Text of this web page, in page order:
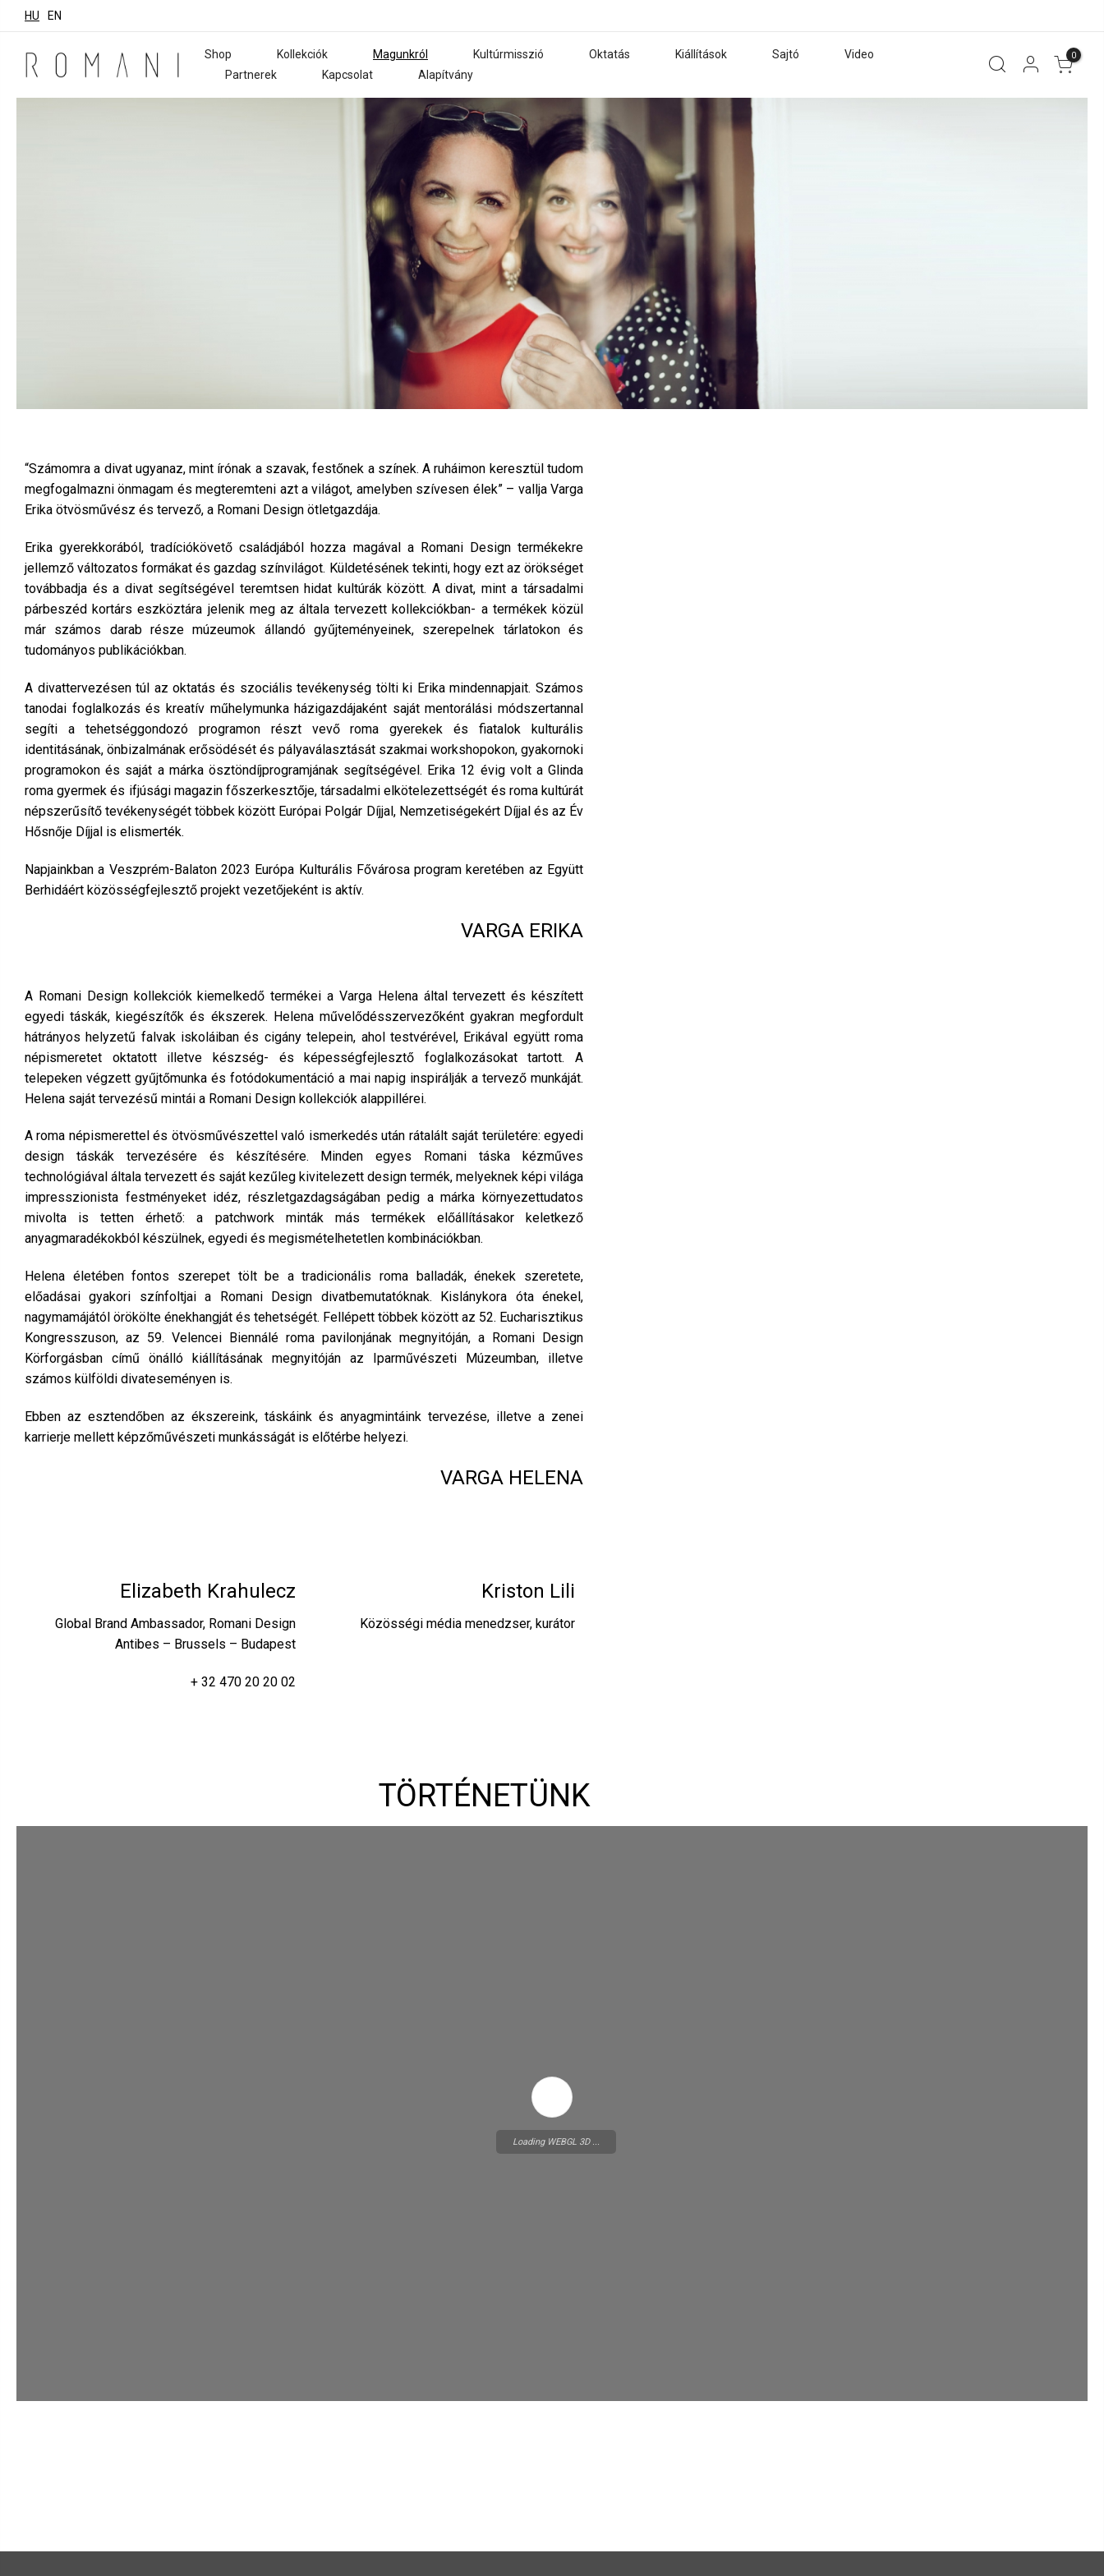
HU EN
Shop Kollekciók Magunkról Kultúrmisszió Oktatás Kiállítások Sajtó
Video
Partnerek
Kapcsolat Alapítvány
0
“Számomra a divat ugyanaz, mint írónak a szavak, festőnek a színek. A ruháimon keresztül tudom
megfogalmazni önmagam és megteremteni azt a világot, amelyben szívesen élek” – vallja Varga
Erika ötvösművész és tervező, a Romani Design ötletgazdája.
Erika gyerekkorából, tradíciókövető családjából hozza magával a Romani Design termékekre
jellemző változatos formákat és gazdag színvilágot. Küldetésének tekinti, hogy ezt az örökséget
továbbadja és a divat segítségével teremtsen hidat kultúrák között. A divat, mint a társadalmi
párbeszéd kortárs eszköztára jelenik meg az általa tervezett kollekciókban- a termékek közül
már számos darab része múzeumok állandó gyűjteményeinek, szerepelnek tárlatokon és
tudományos publikációkban.
A divattervezésen túl az oktatás és szociális tevékenység tölti ki Erika mindennapjait. Számos
tanodai foglalkozás és kreatív műhelymunka házigazdájaként saját mentorálási módszertannal
segíti a tehetséggondozó programon részt vevő roma gyerekek és fiatalok kulturális
identitásának, önbizalmának erősödését és pályaválasztását szakmai workshopokon, gyakornoki
programokon és saját a márka ösztöndíjprogramjának segítségével. Erika 12 évig volt a Glinda
roma gyermek és ifjúsági magazin főszerkesztője, társadalmi elkötelezettségét és roma kultúrát
népszerűsítő tevékenységét többek között Európai Polgár Díjjal, Nemzetiségekért Díjjal és az Év
Hősnője Díjjal is elismerték.
Napjainkban a Veszprém-Balaton 2023 Európa Kulturális Fővárosa program keretében az Együtt
Berhidáért közösségfejlesztő projekt vezetőjeként is aktív.
VARGA ERIKA
A Romani Design kollekciók kiemelkedő termékei a Varga Helena által tervezett és készített
egyedi táskák, kiegészítők és ékszerek. Helena művelődésszervezőként gyakran megfordult
hátrányos helyzetű falvak iskoláiban és cigány telepein, ahol testvérével, Erikával együtt roma
népismeretet oktatott illetve készség- és képességfejlesztő foglalkozásokat tartott. A
telepeken végzett gyűjtőmunka és fotódokumentáció a mai napig inspirálják a tervező munkáját.
Helena saját tervezésű mintái a Romani Design kollekciók alappillérei.
A roma népismerettel és ötvösművészettel való ismerkedés után rátalált saját területére: egyedi
design táskák tervezésére és készítésére. Minden egyes Romani táska kézműves
technológiával általa tervezett és saját kezűleg kivitelezett design termék, melyeknek képi világa
impresszionista festményeket idéz, részletgazdagságában pedig a márka környezettudatos
mivolta is tetten érhető: a patchwork minták más termékek előállításakor keletkező
anyagmaradékokból készülnek, egyedi és megismételhetetlen kombinációkban.
Helena életében fontos szerepet tölt be a tradicionális roma balladák, énekek szeretete,
előadásai gyakori színfoltjai a Romani Design divatbemutatóknak. Kislánykora óta énekel,
nagymamájától örökölte énekhangját és tehetségét. Fellépett többek között az 52. Eucharisztikus
Kongresszuson, az 59. Velencei Biennálé roma pavilonjának megnyitóján, a Romani Design
Körforgásban című önálló kiállításának megnyitóján az Iparművészeti Múzeumban, illetve
számos külföldi divateseményen is.
Ebben az esztendőben az ékszereink, táskáink és anyagmintáink tervezése, illetve a zenei
karrierje mellett képzőművészeti munkásságát is előtérbe helyezi.
VARGA HELENA
Elizabeth Krahulecz
Global Brand Ambassador, Romani Design
Antibes – Brussels – Budapest
+ 32 470 20 20 02
Kriston Lili
Közösségi média menedzser, kurátor
TÖRTÉNETÜNK
Loading WEBGL 3D ...